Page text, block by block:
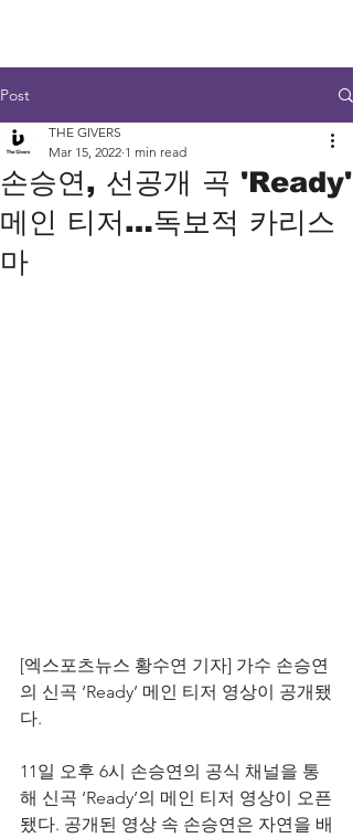
Post
손승연, 선공개 곡 'Ready'
메인 티저…독보적 카리스
마
THE GIVERS
Mar 15, 2022 1 min read
[엑스포츠뉴스 황수연 기자] 가수 손승연
의 신곡 ‘Ready’ 메인 티저 영상이 공개됐
다.
11일 오후 6시 손승연의 공식 채널을 통
해 신곡 ‘Ready’의 메인 티저 영상이 오픈
됐다. 공개된 영상 속 손승연은 자연을 배